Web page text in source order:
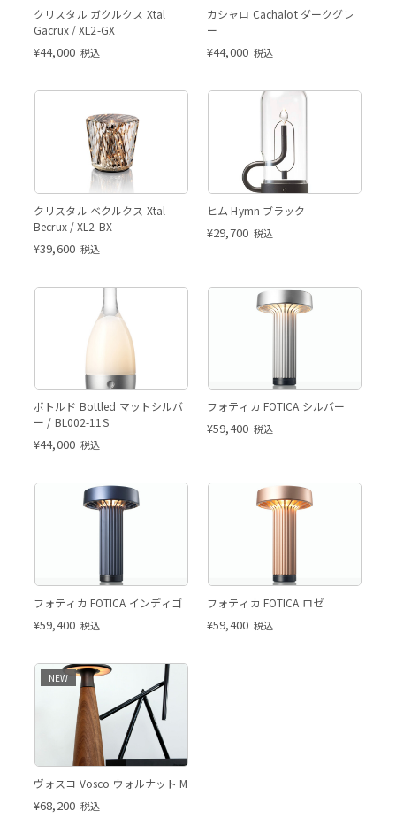
クリスタル ガクルクス Xtal
Gacrux / XL2-GX
¥44,000 税込
カシャロ Cachalot ダークグレ
ー
¥44,000 税込
クリスタル ベクルクス Xtal
Becrux / XL2-BX
¥39,600 税込
ヒム Hymn ブラック
¥29,700 税込
ボトルド Bottled マットシルバ
ー / BL002-11S
¥44,000 税込
フォティカ FOTICA シルバー
¥59,400 税込
フォティカ FOTICA インディゴ
¥59,400 税込
フォティカ FOTICA ロゼ
¥59,400 税込
NEW
ヴォスコ Vosco ウォルナット M
¥68,200 税込